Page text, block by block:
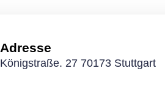
Adresse
Königstraße. 27 70173 Stuttgart